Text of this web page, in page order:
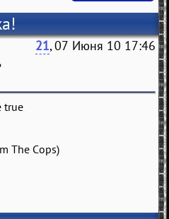
21, 07 Июня 10 17:46
true
The Cops)